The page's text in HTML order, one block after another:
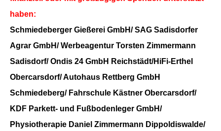
haben:
Schmiedeberger Gießerei GmbH/ SAG Sadisdorfer
Agrar GmbH/ Werbeagentur Torsten Zimmermann
Sadisdorf/ Ondis 24 GmbH Reichstädt/HiFi-Erthel
Obercarsdorf/ Autohaus Rettberg GmbH
Schmiedeberg/ Fahrschule Kästner Obercarsdorf/
KDF Parkett- und Fußbodenleger GmbH/
Physiotherapie Daniel Zimmermann Dippoldiswalde/